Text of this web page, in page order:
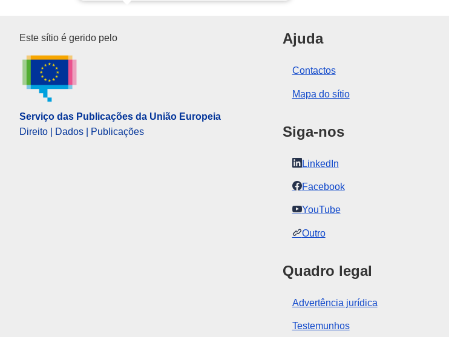
Serviço das Publicações da União Europeia
Este sítio é gerido pelo
Serviço das Publicações da União Europeia
Direito | Dados | Publicações
Ajuda
Contactos
Mapa do sítio
Siga-nos
LinkedIn
Facebook
YouTube
Outro
Quadro legal
Advertência jurídica
Testemunhos